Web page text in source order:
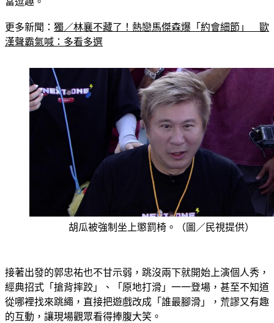
漢聲霸氣喊：多看多選
胡瓜被強制坐上懲罰椅。（圖／民視提供）
經典招式「搶背摔跤」、「原地打滑」一一登場，甚至不知道
從哪裡找來跳繩，直接把遊戲改成「誰最腳滑」，荒謬又有趣
的互動，讓現場觀眾看得捧腹大笑。